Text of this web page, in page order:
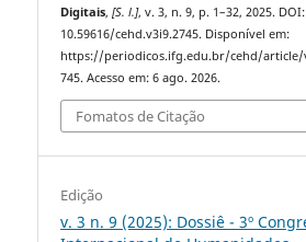
Digitais,[S. l.], v. 3, n. 9, p. 1–32, 2025. DOI:
10.59616/cehd.v3i9.2745. Disponível em:
https://periodicos.ifg.edu.br/cehd/
745. Acesso em: 6 ago. 2026.
Fomatos de Citação
Edição
v. 3 n. 9 (2025): Dossiê - 3º